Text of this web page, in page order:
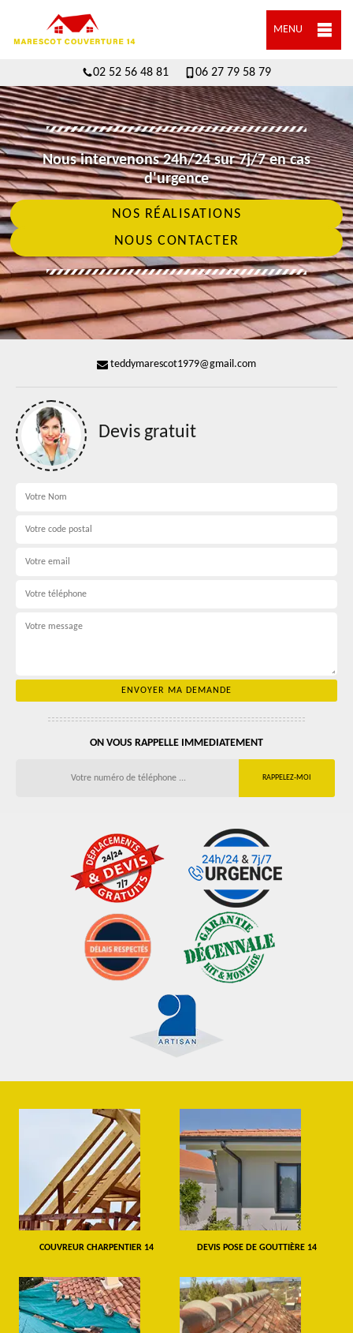
MENU
02 52 56 48 81 06 27 79 58 79
Nous intervenons 24h/24 sur 7j/7 en cas
d'urgence
NOS RÉALISATIONS
NOUS CONTACTER
teddymarescot1979@gmail.com
Devis gratuit
ON VOUS RAPPELLE IMMEDIATEMENT
COUVREUR CHARPENTIER 14 DEVIS POSE DE GOUTTIÈRE 14